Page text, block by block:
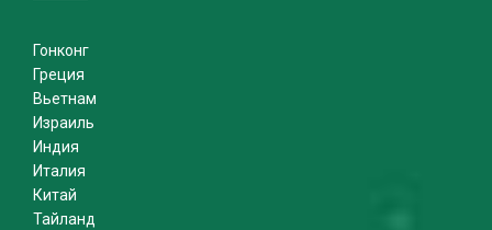
Гонконг
Греция
Вьетнам
Израиль
Индия
Италия
Китай
Тайланд